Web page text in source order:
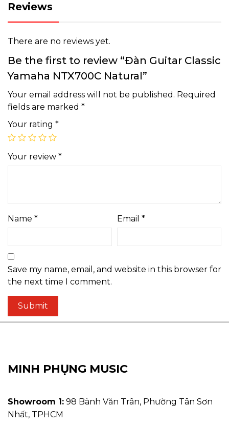
Reviews
There are no reviews yet.
Be the first to review “Đàn Guitar Classic
Yamaha NTX700C Natural”
Your email address will not be published. Required
fields are marked *
Your rating *
Your review *
Name * Email *
Save my name, email, and website in this browser for
the next time I comment.
MINH PHỤNG MUSIC
Showroom 1: 98 Bành Văn Trân, Phường Tân Sơn
Nhất, TPHCM